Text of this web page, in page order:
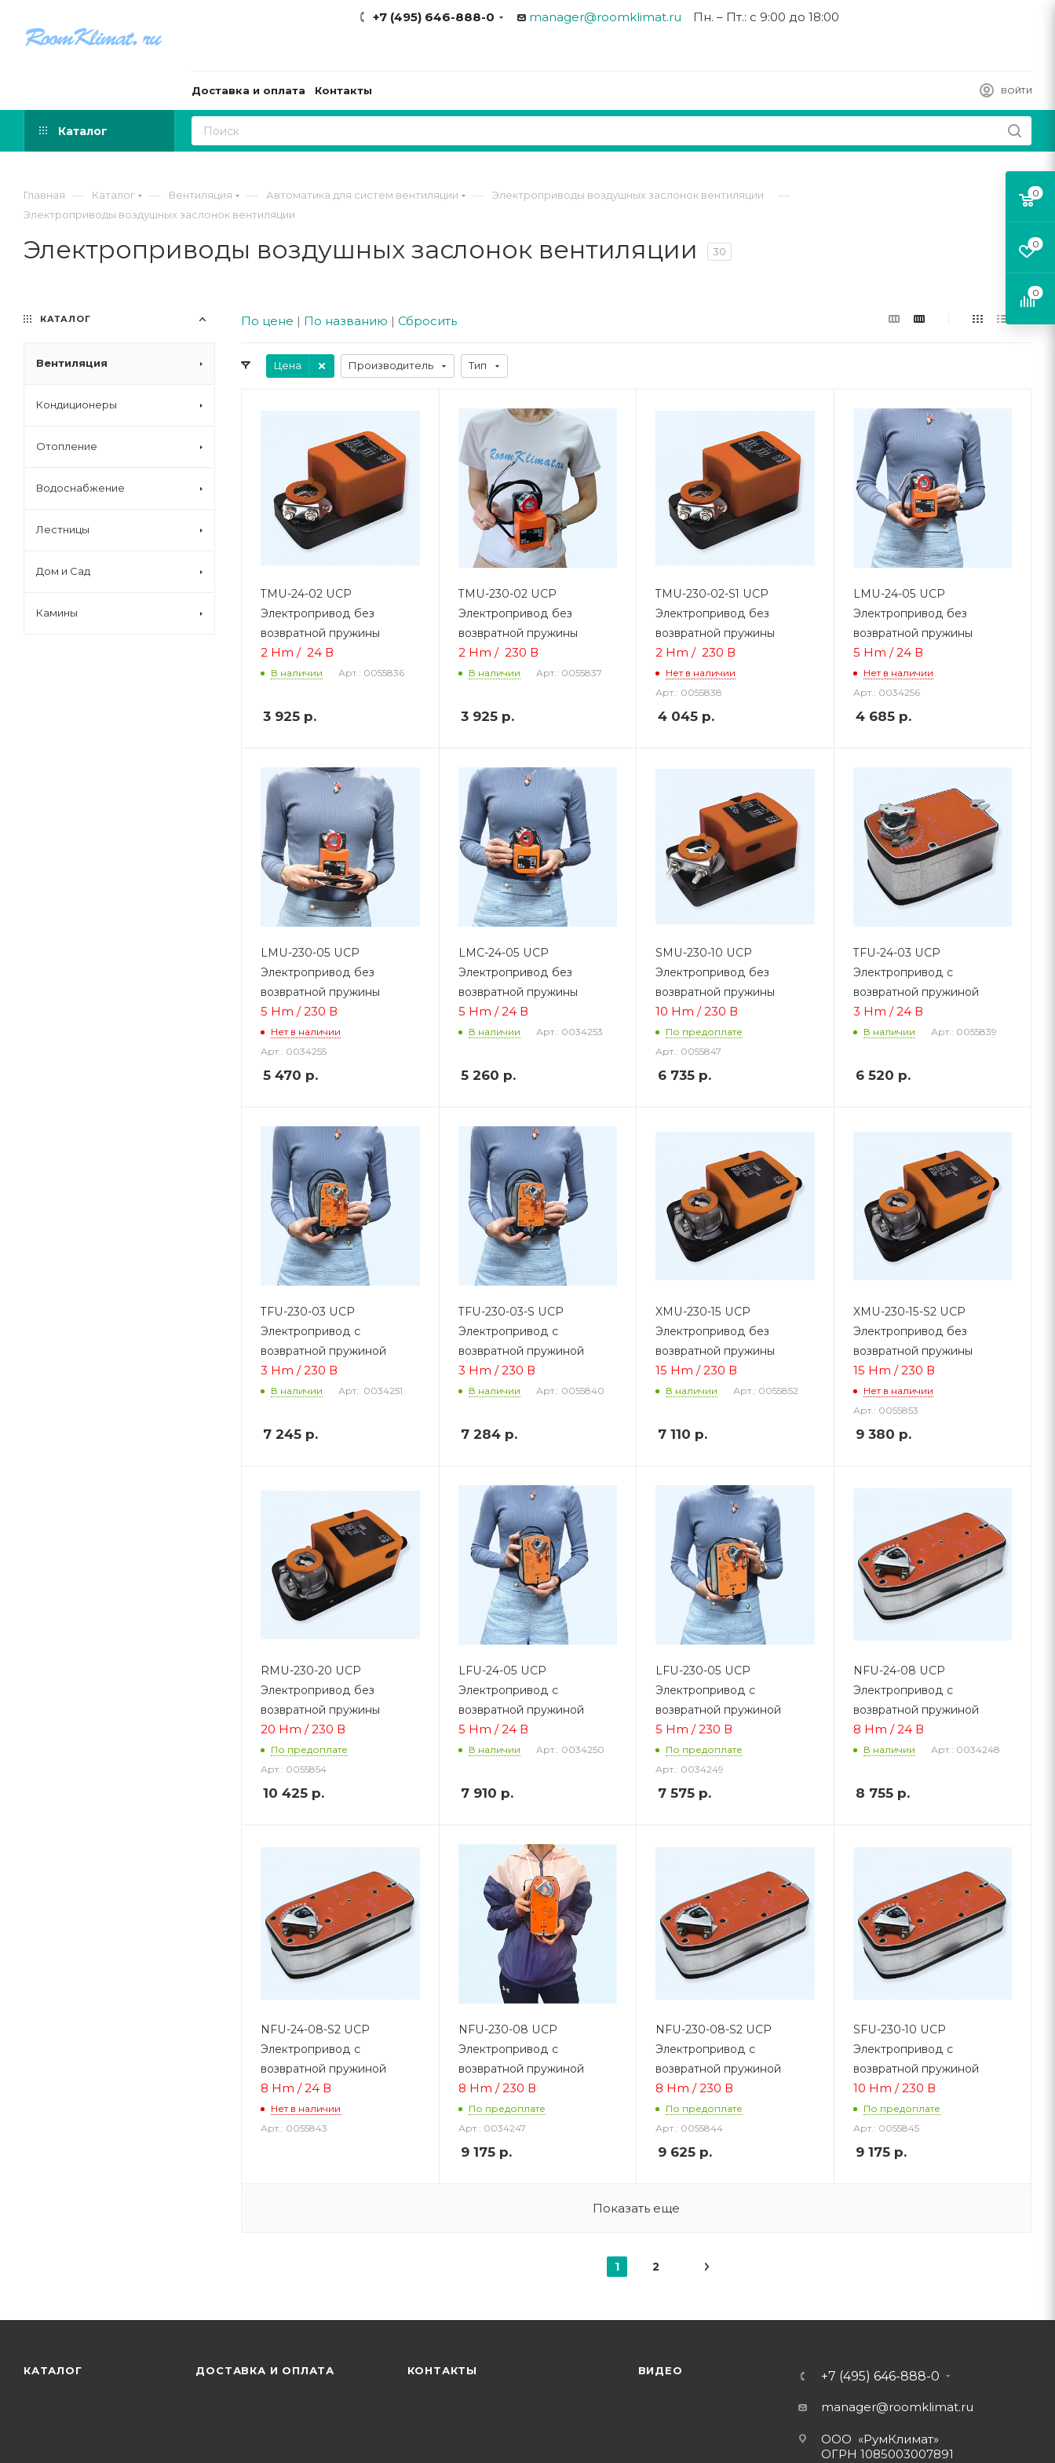
+7 (495) 646-888-0 manager@roomklimat.ru Пн. – Пт.: с 9:00 до 18:00
ВОЙТИ
Доставка и оплата Контакты
Каталог
Главная — Каталог — Вентиляция — Автоматика для систем вентиляции — Электроприводы воздушных заслонок вентиляции —
Электроприводы воздушных заслонок вентиляции
Электроприводы воздушных заслонок вентиляции 30
По цене | По названию | Сбросить
Цена Производитель Тип
TMU-24-02 UCP
Электропривод без
возвратной пружины
2 Hm / 24 В
В наличии Арт.: 0055836
3 925 р.
TMU-230-02 UCP
Электропривод без
возвратной пружины
2 Hm / 230 В
В наличии Арт.: 0055837
3 925р.
TMU-230-02-S1 UCP
Электропривод без
возвратной пружины
2 Hm / 230 В
Нет в наличии
Арт.: 0055838
4 045 р.
LMU-24-05 UCP
Электропривод без
возвратной пружины
5 Hm / 24 В
Нет в наличии
Арт.: 0034256
4 685р.
LMU-230-05 UCP
Электропривод без
возвратной пружины
5 Hm / 230 В
Нет в наличии
Арт.: 0034255
5 470 р.
LMC-24-05 UCP
Электропривод без
возвратной пружины
5 Hm / 24 В
В наличии Арт.: 0034253
5 260 р.
SMU-230-10 UCP
Электропривод без
возвратной пружины
10 Hm / 230 В
По предоплате
Арт.: 0055847
6 735 р.
TFU-24-03 UCP
Электропривод с
возвратной пружиной
3 Hm / 24 В
В наличии Арт.: 0055839
6 520 р.
TFU-230-03 UCP
Электропривод с
возвратной пружиной
3 Hm / 230 В
В наличии Арт.: 0034251
7 245 р.
TFU-230-03-S UCP
Электропривод с
возвратной пружиной
3 Hm / 230 В
В наличии Арт.: 0055840
7 284р.
XMU-230-15 UCP
Электропривод без
возвратной пружины
15 Hm / 230 В
В наличии Арт.: 0055852
7 110 р.
XMU-230-15-S2 UCP
Электропривод без
возвратной пружины
15 Hm / 230 В
Нет в наличии
Арт.: 0055853
9 380 р.
RMU-230-20 UCP
Электропривод без
возвратной пружины
20 Hm / 230 В
По предоплате
Арт.: 0055854
10 425 р.
LFU-24-05 UCP
Электропривод с
возвратной пружиной
5 Hm / 24 В
В наличии Арт.: 0034250
7 910 р.
LFU-230-05 UCP
Электропривод с
возвратной пружиной
5 Hm / 230 В
По предоплате
Арт.: 0034249
7 575 р.
NFU-24-08 UCP
Электропривод с
возвратной пружиной
8 Hm / 24 В
В наличии Арт.: 0034248
8 755р.
NFU-24-08-S2 UCP
Электропривод с
возвратной пружиной
8 Hm / 24 В
Нет в наличии
Арт.: 0055843
NFU-230-08 UCP
Электропривод с
возвратной пружиной
8 Hm / 230 В
По предоплате
Арт.: 0034247
9 175р.
NFU-230-08-S2 UCP
Электропривод с
возвратной пружиной
8 Hm / 230 В
По предоплате
Арт.: 0055844
9 625 р.
SFU-230-10 UCP
Электропривод с
возвратной пружиной
10 Hm / 230 В
По предоплате
Арт.: 0055845
9 175р.
Показать еще
1 2
КАТАЛОГ
Вентиляция
Кондиционеры
Отопление
Водоснабжение
Лестницы
Дом и Сад
Камины
КАТАЛОГ ДОСТАВКА И ОПЛАТА КОНТАКТЫ ВИДЕО +7 (495) 646-888-0
manager@roomklimat.ru
ООО «РумКлимат»
ОГРН 1085003007891
0
0
0